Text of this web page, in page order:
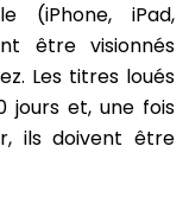
(iPhone, iPad,
être visionnés
Les titres loués
jours et, une fois
ils doivent être